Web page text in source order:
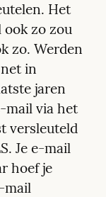
Het
zo zou
zo. Werden
in
jaren
mail via het
versleuteld
Je e-mail
hoef je
mail